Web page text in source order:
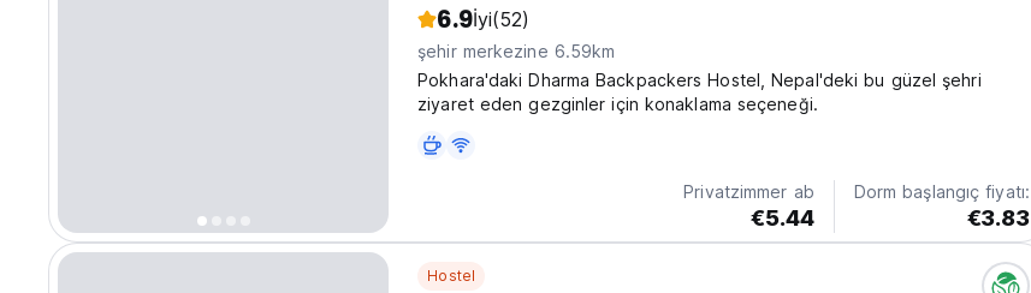
6.9İyi(52)
şehir merkezine 6.59km
Pokhara'daki Dharma Backpackers Hostel, Nepal'deki bu güzel şehri
ziyaret eden gezginler için konaklama seçeneği.
Privatzimmer ab
€5.44
Dorm başlangıç fiyatı:
€3.83
Hostel